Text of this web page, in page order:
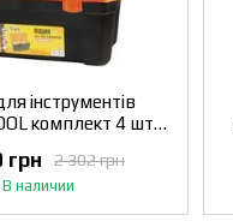
інструментів
комплект 4 шт з
20"/22.5" (79-
6027/6028) 79-
2003
2 302 грн
грн
В наличии